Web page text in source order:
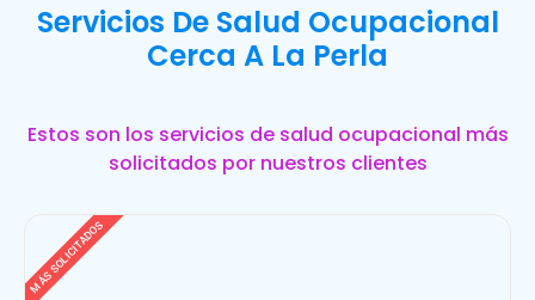
Servicios De Salud Ocupacional
Cerca A La Perla
Estos son los servicios de salud ocupacional más
solicitados por nuestros clientes
MÁS SOLICITADOS